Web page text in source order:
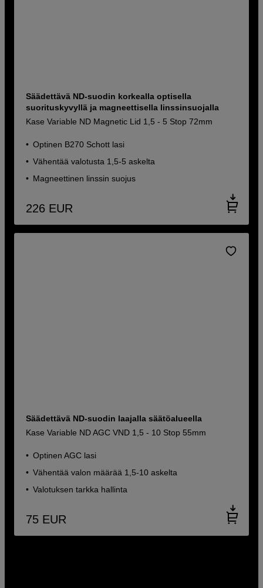
Säädettävä ND-suodin korkealla optisella
suorituskyvyllä ja magneettisella linssinsuojalla
Kase Variable ND Magnetic Lid 1,5 - 5 Stop 72mm
Optinen B270 Schott lasi
Vähentää valotusta 1,5-5 askelta
Magneettinen linssin suojus
226 EUR
Säädettävä ND-suodin laajalla säätöalueella
Kase Variable ND AGC VND 1,5 - 10 Stop 55mm
Optinen AGC lasi
Vähentää valon määrää 1,5-10 askelta
Valotuksen tarkka hallinta
75 EUR